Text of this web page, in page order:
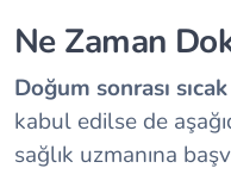
Ne Zaman
Doğum sonrası
kabul edilse de
sağlık uzmanına